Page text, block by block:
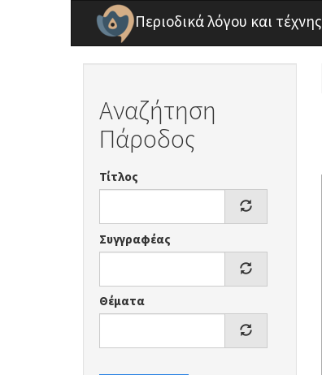
Παράκαμψη προς το κυρίως περιεχόμενο
Περιοδικά λόγου και τέχνης
Αναζήτηση
Πάροδος
Τίτλος
Συγγραφέας
Θέματα